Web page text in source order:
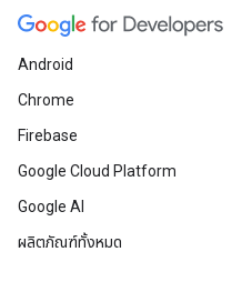
Android
Chrome
Firebase
Google Cloud Platform
Google AI
ผลิตภัณฑ์ทั้งหมด